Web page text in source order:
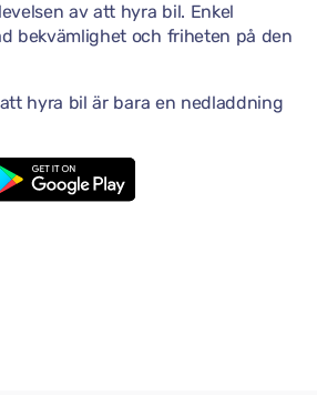
av att hyra bil. Enkel
bekvämlighet och friheten på den
hyra bil är bara en nedladdning